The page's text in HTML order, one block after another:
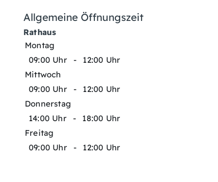
Allgemeine Öffnungszeit
Rathaus
Montag
09:00 Uhr
-
12:00 Uhr
Mittwoch
09:00 Uhr
-
12:00 Uhr
Donnerstag
14:00 Uhr
-
18:00 Uhr
Freitag
09:00 Uhr
- 12:00 Uhr